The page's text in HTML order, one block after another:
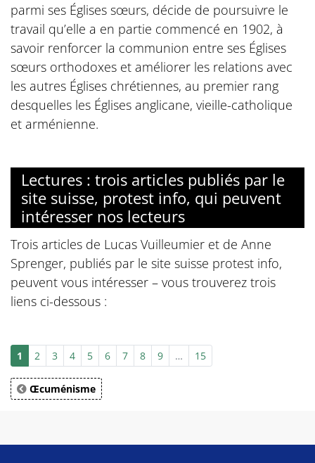
parmi ses Églises sœurs, décide de poursuivre le
travail qu’elle a en partie commencé en 1902, à
savoir renforcer la communion entre ses Églises
sœurs orthodoxes et améliorer les relations avec
les autres Églises chrétiennes, au premier rang
desquelles les Églises anglicane, vieille-catholique
et arménienne.
Lectures : trois articles publiés par le
site suisse, protest info, qui peuvent
intéresser nos lecteurs
Trois articles de Lucas Vuilleumier et de Anne
Sprenger, publiés par le site suisse protest info,
peuvent vous intéresser – vous trouverez trois
liens ci-dessous :
1 2 3 4 5 6 7 8 9 … 15
Œcuménisme